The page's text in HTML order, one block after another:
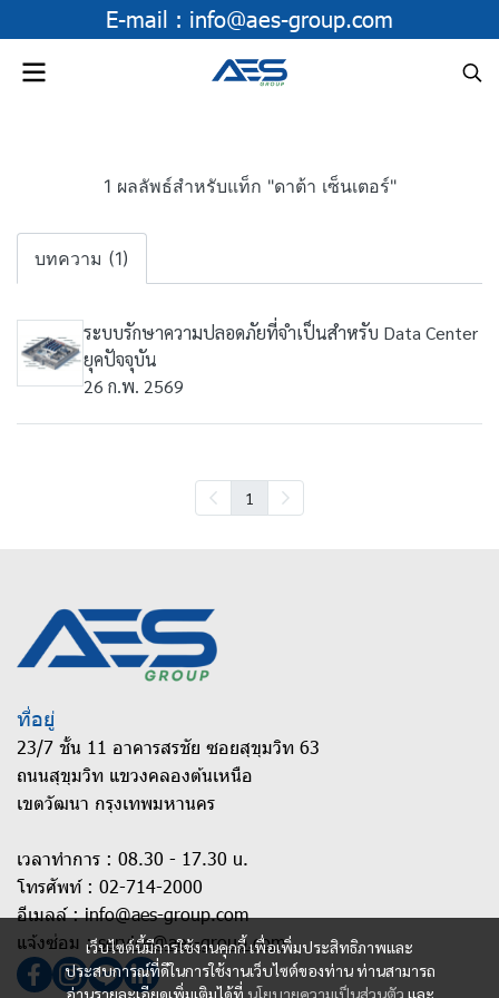
E-mail : info@aes-group.com
1 ผลลัพธ์สำหรับแท็ก "ดาต้า เซ็นเตอร์"
บทความ (1)
ระบบรักษาความปลอดภัยที่จำเป็นสำหรับ Data Center
ยุคปัจจุบัน
26 ก.พ. 2569
1
เว็บไซต์นี้มีการใช้งานคุกกี้ เพื่อเพิ่มประสิทธิภาพและ
ประสบการณ์ที่ดีในการใช้งานเว็บไซต์ของท่าน ท่านสามารถ
อ่านรายละเอียดเพิ่มเติมได้ที่ นโยบายความเป็นส่วนตัว และ
ที่อยู่
23/7 ชั้น 11 อาคารสรชัย ซอยสุขุมวิท 63
ถนนสุขุมวิท แขวงคลองต้นเหนือ
เขตวัฒนา กรุงเทพมหานคร
เวลาทำการ : 08.30 - 17.30 u.
โทรศัพท์ : 02-714-2000
อีเมลล์ :info@aes-group.com
แจ้งซ่อม :service@aes-group.com